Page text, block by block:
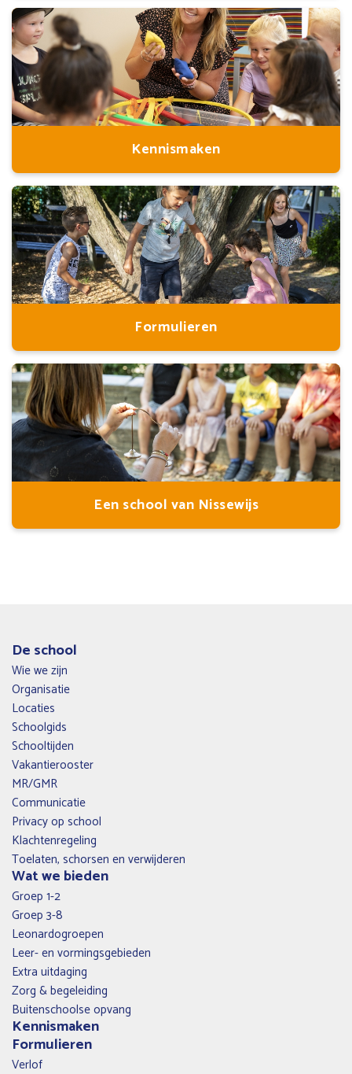
Kennismaken
Formulieren
Een school van Nissewijs
De school
Wie we zijn
Organisatie
Locaties
Schoolgids
Schooltijden
Vakantierooster
MR/GMR
Communicatie
Privacy op school
Klachtenregeling
Toelaten, schorsen en verwijderen
Wat we bieden
Groep 1-2
Groep 3-8
Leonardogroepen
Leer- en vormingsgebieden
Extra uitdaging
Zorg & begeleiding
Buitenschoolse opvang
Kennismaken
Formulieren
Verlof